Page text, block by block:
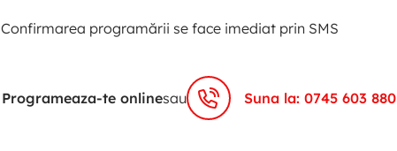
Confirmarea programării se face imediat prin SMS
Programeaza-te onlinesau Suna la: 0745 603 880